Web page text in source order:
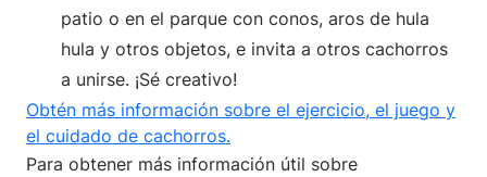
patio o en el parque con conos, aros de hula
hula y otros objetos, e invita a otros cachorros
a unirse. ¡Sé creativo!
Obtén más información sobre el ejercicio, el juego y
el cuidado de cachorros.
Para obtener más información útil sobre